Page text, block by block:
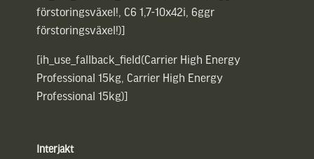
förstoringsväxel!, C6 1,7-10x42i, 6ggr
förstoringsväxel!)]
[ih_use_fallback_field(Carrier High Energy
Professional 15kg, Carrier High Energy
Professional 15kg)]
Interjakt